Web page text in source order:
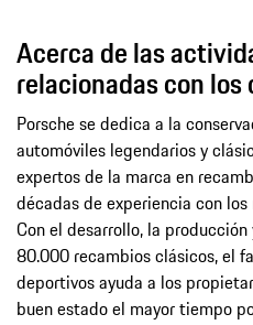
Acerca de las
relacionadas con
Porsche se dedica a la
automóviles legendarios y
expertos de la marca en
décadas de experiencia con
Con el desarrollo, la
80.000 recambios clásicos, el
deportivos ayuda a los
buen estado el mayor tiempo